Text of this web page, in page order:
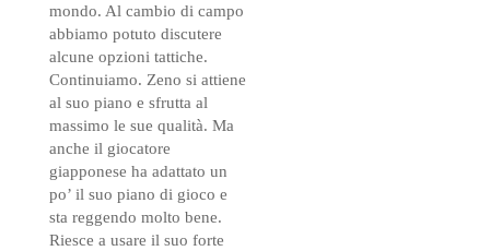
mondo. Al cambio di campo
abbiamo potuto discutere
alcune opzioni tattiche.
Continuiamo. Zeno si attiene
al suo piano e sfrutta al
massimo le sue qualità. Ma
anche il giocatore
giapponese ha adattato un
po’ il suo piano di gioco e
sta reggendo molto bene.
Riesce a usare il suo forte